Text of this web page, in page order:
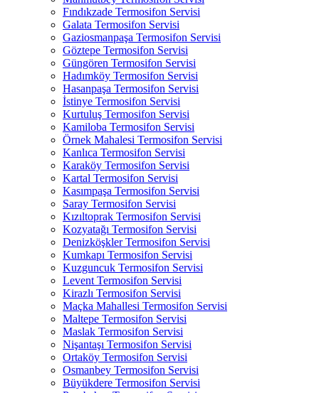
Fındıkzade Termosifon Servisi
Galata Termosifon Servisi
Gaziosmanpaşa Termosifon Servisi
Göztepe Termosifon Servisi
Güngören Termosifon Servisi
Hadımköy Termosifon Servisi
Hasanpaşa Termosifon Servisi
İstinye Termosifon Servisi
Kurtuluş Termosifon Servisi
Kamiloba Termosifon Servisi
Örnek Mahalesi Termosifon Servisi
Kanlıca Termosifon Servisi
Karaköy Termosifon Servisi
Kartal Termosifon Servisi
Kasımpaşa Termosifon Servisi
Saray Termosifon Servisi
Kızıltoprak Termosifon Servisi
Kozyatağı Termosifon Servisi
Denizköşkler Termosifon Servisi
Kumkapı Termosifon Servisi
Kuzguncuk Termosifon Servisi
Levent Termosifon Servisi
Kirazlı Termosifon Servisi
Maçka Mahallesi Termosifon Servisi
Maltepe Termosifon Servisi
Maslak Termosifon Servisi
Nişantaşı Termosifon Servisi
Ortaköy Termosifon Servisi
Osmanbey Termosifon Servisi
Büyükdere Termosifon Servisi